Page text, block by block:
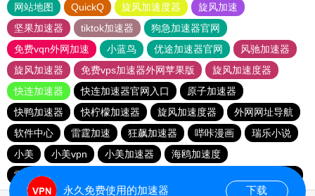
网站地图 QuickQ 旋风加速度器
旋风加速
坚果加速器
tiktok加速器
狗急加速器官网
免费vqn外网加速
小蓝鸟 优途加速器官网
风驰加速器
旋风加速器
免费vps加速器外网苹果版
旋风加速度器
快连加速器
快连加速器官网入口
原子加速器
快鸭加速器
快柠檬加速器 旋风加速度器
外网网址导航
软件中心
雷霆加速 狂飙加速器 哔咔漫画
瑞乐小说
小美
小美vpn 小美加速器
海鸥加速度
雷霆加速版ins
雷霆加速
永久免费使用的加速器 下载